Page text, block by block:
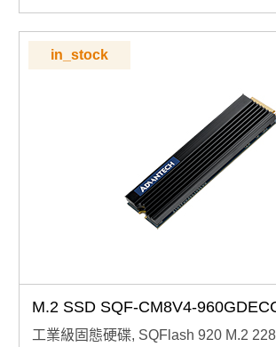
in_stock
M.2 SSD SQF-CM8V4-
工業級固態硬碟, SQFlash 920 M.2